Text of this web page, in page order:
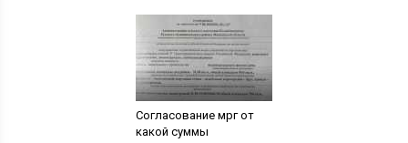
Согласование мрг от
какой суммы